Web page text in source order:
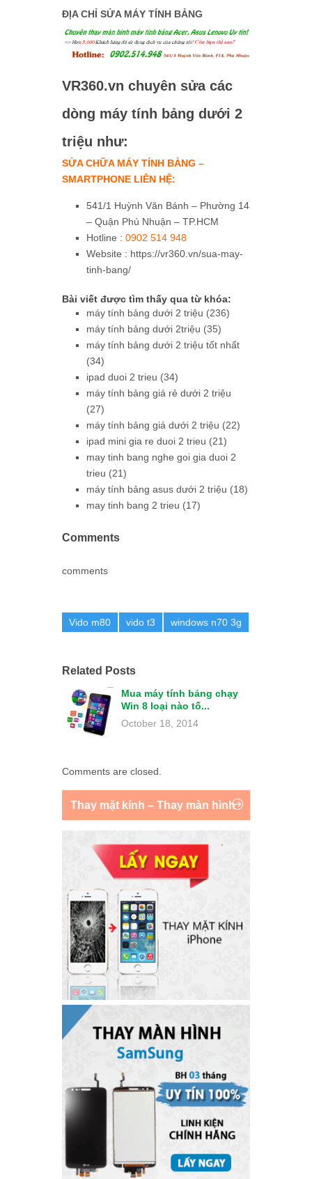
ĐỊA CHỈ SỬA MÁY TÍNH BẢNG
VR360.vn chuyên sửa các
dòng máy tính bảng dưới 2
triệu như:
SỬA CHỮA MÁY TÍNH BẢNG –
SMARTPHONE LIÊN HỆ:
541/1 Huỳnh Văn Bánh – Phường 14
– Quận Phú Nhuận – TP.HCM
Hotline : 0902 514 948
Website : https://vr360.vn/sua-may-
tinh-bang/
Bài viết được tìm thấy qua từ khóa:
máy tính bảng dưới 2 triệu (236)
máy tính bảng dưới 2triệu (35)
máy tính bảng dưới 2 triệu tốt nhất
(34)
ipad duoi 2 trieu (34)
máy tính bảng giá rẻ dưới 2 triệu
(27)
máy tính bảng giá dưới 2 triệu (22)
ipad mini gia re duoi 2 trieu (21)
may tinh bang nghe goi gia duoi 2
trieu (21)
máy tính bảng asus dưới 2 triệu (18)
may tinh bang 2 trieu (17)
Comments
comments
Vido m80 vido t3 windows n70 3g
Related Posts
Mua máy tính bảng chạy
Win 8 loại nào tố...
October 18, 2014
Comments are closed.
Thay mặt kính – Thay màn hình